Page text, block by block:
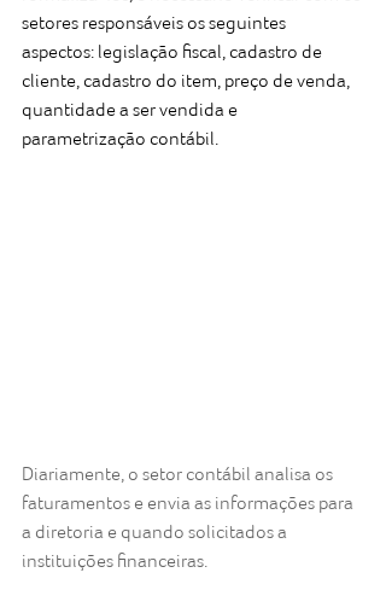
setores responsáveis os seguintes
aspectos: legislação fiscal, cadastro de
cliente, cadastro do item, preço de venda,
quantidade a ser vendida e
parametrização contábil.
Diariamente, o setor contábil analisa os
faturamentos e envia as informações para
a diretoria e quando solicitados a
instituições financeiras.